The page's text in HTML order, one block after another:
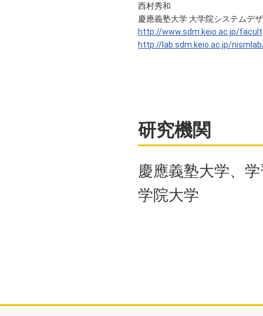
西村秀和
慶應義塾大学 大学院システムデ
http://www.sdm.keio.ac.jp/
http://lab.sdm.keio.ac.jp/
研究機関
慶應義塾大学、
学院大学